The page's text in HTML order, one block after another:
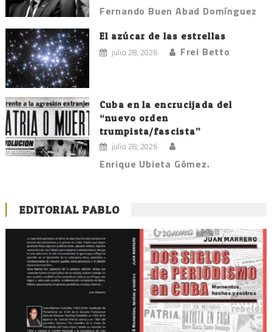
Fernando Buen Abad Domínguez
El azúcar de las estrellas
julio 28, 2026 Frei Betto
Cuba en la encrucijada del
“nuevo orden
trumpista/fascista”
julio 28, 2026
Enrique Ubieta Gómez.
EDITORIAL PABLO